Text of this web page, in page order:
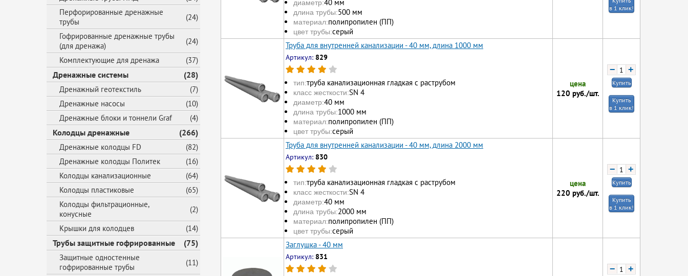
Перфорированные дренажные
трубы
(24)
Гофрированные дренажные трубы
(для дренажа)
(24)
Комплектующие для дренажа
(37)
Дренажные системы (28)
Дренажный геотекстиль
(7)
Дренажные насосы
(10)
Дренажные блоки и тоннели Graf
(4)
Колодцы дренажные (266)
Дренажные колодцы FD
(82)
Дренажные колодцы Политек
(16)
Колодцы канализационные
(64)
Колодцы пластиковые
(65)
Колодцы фильтрационные,
конусные
(2)
Крышки для колодцев
(14)
Трубы защитные гофрированные (75)
Защитные одностенные
гофрированные трубы
(11)
диаметр:40 мм
длина трубы:500 мм
материал:полипропилен (ПП)
цвет трубы:серый
в 1 клик!
Труба для внутренней канализации - 40 мм, длина 1000 мм
Артикул: 829
тип:труба канализационная гладкая с раструбом
класс жесткости:SN 4
диаметр:40 мм
длина трубы:1000 мм
материал:полипропилен (ПП)
цвет трубы:серый
цена
120 руб./шт.
− +
Купить
Купить
в 1 клик!
Труба для внутренней канализации - 40 мм, длина 2000 мм
Артикул: 830
тип:труба канализационная гладкая с раструбом
класс жесткости:SN 4
диаметр:40 мм
длина трубы:2000 мм
материал:полипропилен (ПП)
цвет трубы:серый
цена
220 руб./шт.
− +
Купить
Купить
в 1 клик!
Заглушка - 40 мм
Артикул: 831
− +